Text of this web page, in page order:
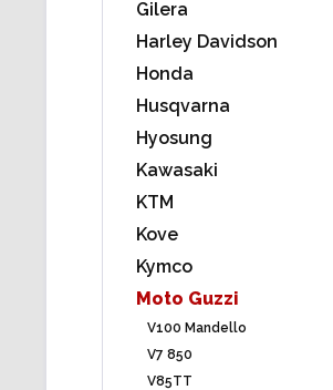
Gilera
Harley Davidson
Honda
Husqvarna
Hyosung
Kawasaki
KTM
Kove
Kymco
Moto Guzzi
V100 Mandello
V7 850
V85TT